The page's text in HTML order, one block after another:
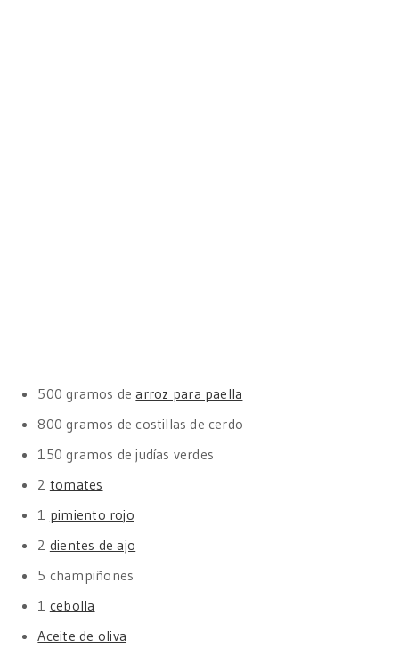
500 gramos dearroz para paella
800 gramos de costillas de cerdo
150 gramos de judías verdes
2 tomates
1 pimiento rojo
2 dientes de ajo
5 champiñones
1 cebolla
Aceite de oliva